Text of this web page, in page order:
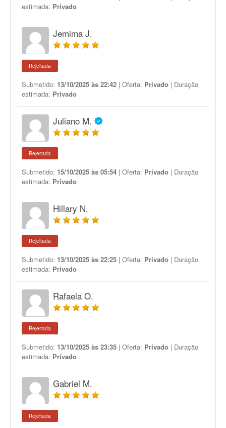
estimada: Privado
Jemima J.
Rejeitada
Submetido: 13/10/2025 às 22:42 | Oferta: Privado | Duração
estimada: Privado
Juliano M.
Rejeitada
Submetido: 15/10/2025 às 05:54 | Oferta: Privado | Duração
estimada: Privado
Hillary N.
Rejeitada
Submetido: 13/10/2025 às 22:25 | Oferta: Privado | Duração
estimada: Privado
Rafaela O.
Rejeitada
Submetido: 13/10/2025 às 23:35 | Oferta: Privado | Duração
estimada: Privado
Gabriel M.
Rejeitada